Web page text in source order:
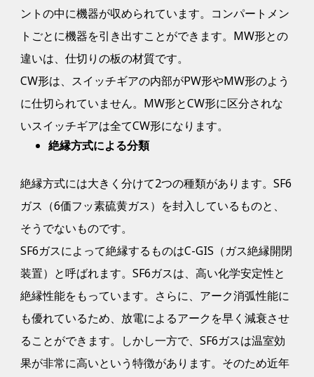
ントの中に機器が収められています。コンパートメン
トごとに機器を引き出すことができます。MW形との
違いは、仕切りの板の材質です。
CW形は、スイッチギアの内部がPW形やMW形のよう
に仕切られていません。MW形とCW形に区分されな
いスイッチギアは全てCW形になります。
絶縁方式による分類
絶縁方式には大きく分けて2つの種類があります。SF6
ガス（6価フッ素硫黄ガス）を封入しているものと、
そうでないものです。
SF6ガスによって絶縁するものはC-GIS（ガス絶縁開閉
装置）と呼ばれます。SF6ガスは、高い化学安定性と
絶縁性能をもっています。さらに、アーク消弧性能に
も優れているため、放電によるアークを早く減衰させ
ることができます。しかし一方で、SF6ガスは温室効
果が非常に高いという特徴があります。そのため近年